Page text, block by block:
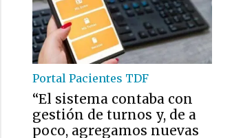
Portal Pacientes TDF
“El sistema contaba con
gestión de turnos y, de a
poco, agregamos nuevas